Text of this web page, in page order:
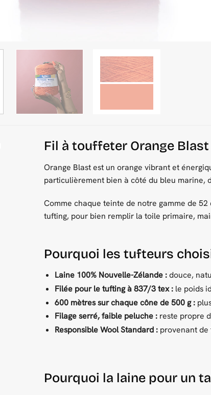
Fil à touffeter Orange
Orange Blast est un orange vibrant et
particulièrement bien à côté du bleu marine,
Comme chaque teinte de notre gamme de
tufting, pour bien remplir la toile primaire,
Pourquoi les tufteurs
Laine 100% Nouvelle-Zélande :douce,
Filée pour le tufting à 837/3 tex :le poids
600 mètres sur chaque cône de 500 g :
Filage serré, faible peluche :reste propre
Responsible Wool Standard :provenant de
Pourquoi la laine pour un